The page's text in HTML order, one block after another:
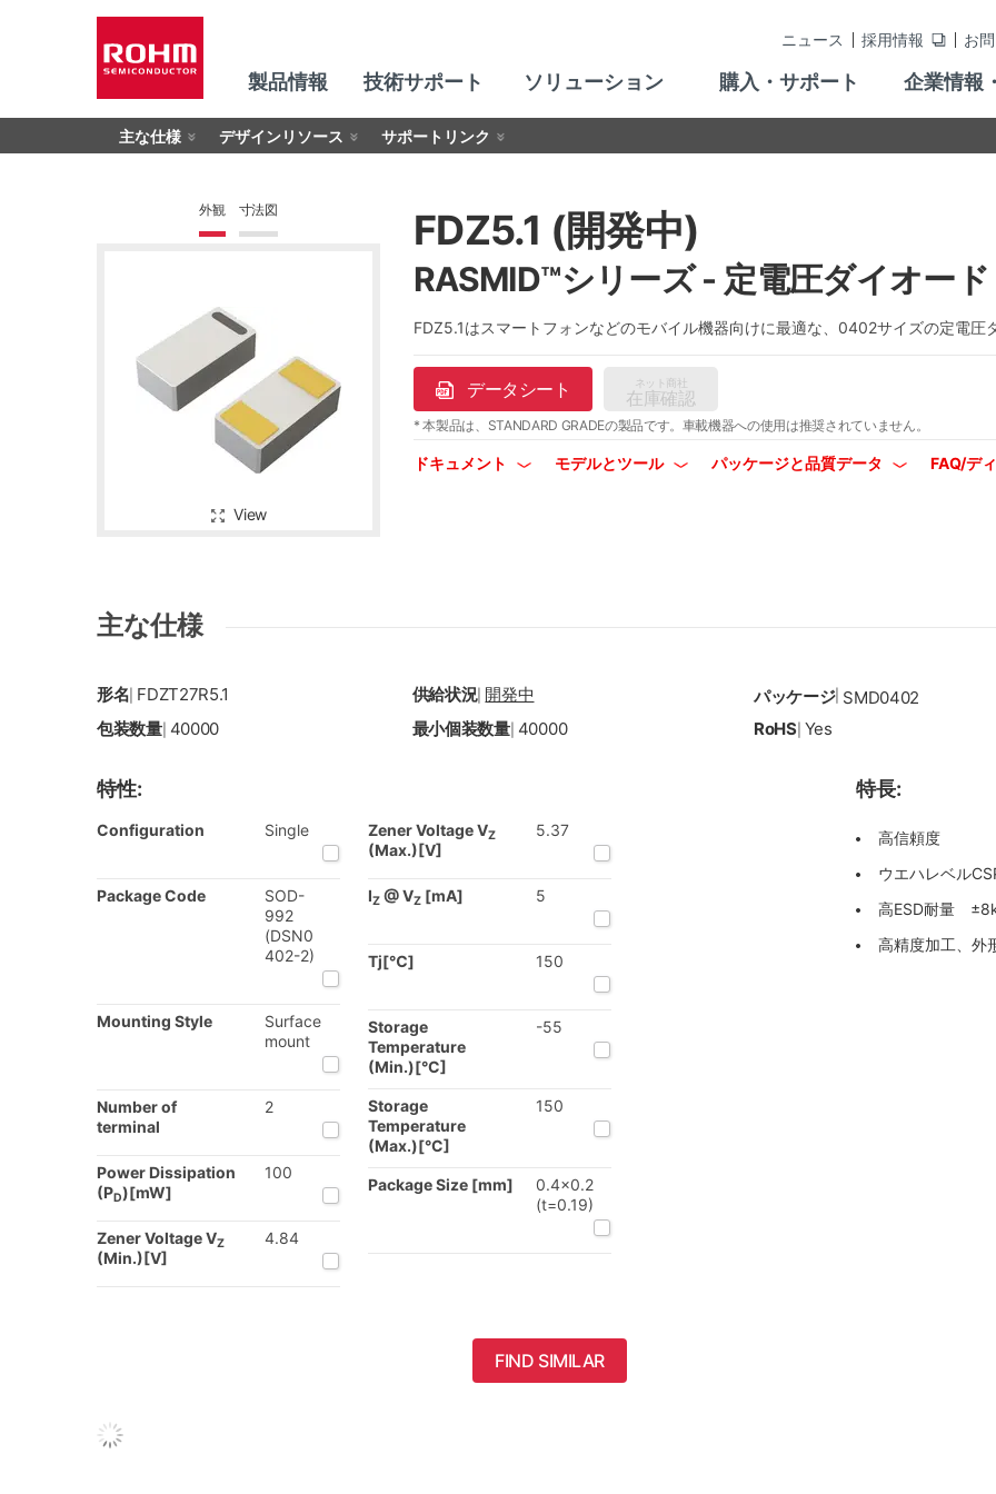
ニュース 採用情報 お
製品情報 技術サポート ソリューション 購入・サポート 企業情報
主な仕様 デザインリソース サポートリンク
外観 寸法図
View
FDZ5.1 (開発中)
RASMID™シリーズ - 定電圧ダイオード
FDZ5.1はスマートフォンなどのモバイル機器向けに最適な、0402サイズの定電圧
データシート ネット商社
在庫確認
* 本製品は、STANDARD GRADEの製品です。 車載機器への使用は推奨されていません。
ドキュメント モデルとツール パッケージと品質データ FAQ/デ
主な仕様
形名 FDZT27R5.1 供給状況| 開発中 パッケージ| SMD0402
包装数量| 40000 最小個装数量| 40000 RoHS| Yes
特性:
Configuration Single
Package Code
SOD-
992
(DSN0
402-2)
Mounting Style
Surface
mount
Number of
terminal
2
Power Dissipation
(PD)[mW]
100
Zener Voltage VZ
(Min.)[V]
4.84
Zener Voltage VZ
(Max.)[V]
5.37
IZ@ VZ[mA] 5
Tj[℃] 150
Storage
Temperature
(Min.)[°C]
-55
Storage
Temperature
(Max.)[°C]
150
Package Size [mm]
0.4x0.2
(t=0.19)
FIND SIMILAR
特長:
高信頼度
ウエハレベル
高ESD耐量
高精度加工、外